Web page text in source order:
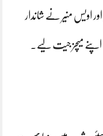
اویس منیر نے شاندار
میچز جیت لیے۔